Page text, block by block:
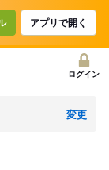
アプリで開く
ログイン
変更